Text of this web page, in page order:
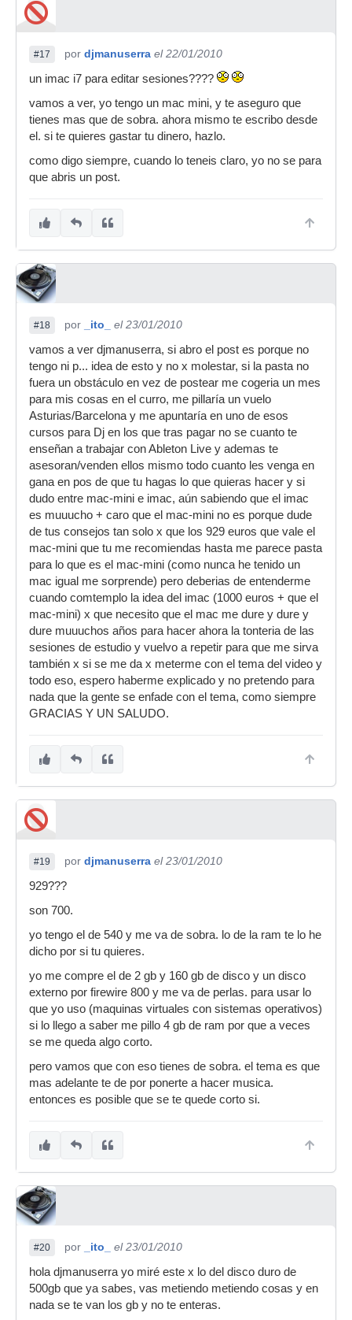
#17 por djmanuserra el 22/01/2010
un imac i7 para editar sesiones????
vamos a ver, yo tengo un mac mini, y te aseguro que
tienes mas que de sobra. ahora mismo te escribo desde
el. si te quieres gastar tu dinero, hazlo.
como digo siempre, cuando lo teneis claro, yo no se para
que abris un post.
#18 por _ito_
el 23/01/2010
vamos a ver djmanuserra, si abro el post es porque no
tengo ni p... idea de esto y no x molestar, si la pasta no
fuera un obstáculo en vez de postear me cogeria un mes
para mis cosas en el curro, me pillaría un vuelo
Asturias/Barcelona y me apuntaría en uno de esos
cursos para Dj en los que tras pagar no se cuanto te
enseñan a trabajar con Ableton Live y ademas te
asesoran/venden ellos mismo todo cuanto les venga en
gana en pos de que tu hagas lo que quieras hacer y si
dudo entre mac-mini e imac, aún sabiendo que el imac
es muuucho + caro que el mac-mini no es porque dude
de tus consejos tan solo x que los 929 euros que vale el
mac-mini que tu me recomiendas hasta me parece pasta
para lo que es el mac-mini (como nunca he tenido un
mac igual me sorprende) pero deberias de entenderme
cuando comtemplo la idea del imac (1000 euros + que el
mac-mini) x que necesito que el mac me dure y dure y
dure muuuchos años para hacer ahora la tonteria de las
sesiones de estudio y vuelvo a repetir para que me sirva
también x si se me da x meterme con el tema del video y
todo eso, espero haberme explicado y no pretendo para
nada que la gente se enfade con el tema, como siempre
GRACIAS Y UN SALUDO.
#19 por djmanuserra el 23/01/2010
929???
son 700.
yo tengo el de 540 y me va de sobra. lo de la ram te lo he
dicho por si tu quieres.
yo me compre el de 2 gb y 160 gb de disco y un disco
externo por firewire 800 y me va de perlas. para usar lo
que yo uso (maquinas virtuales con sistemas operativos)
si lo llego a saber me pillo 4 gb de ram por que a veces
se me queda algo corto.
pero vamos que con eso tienes de sobra. el tema es que
mas adelante te de por ponerte a hacer musica.
entonces es posible que se te quede corto si.
#20 por _ito_
el 23/01/2010
hola djmanuserra yo miré este x lo del disco duro de
500gb que ya sabes, vas metiendo metiendo cosas y en
nada se te van los gb y no te enteras.